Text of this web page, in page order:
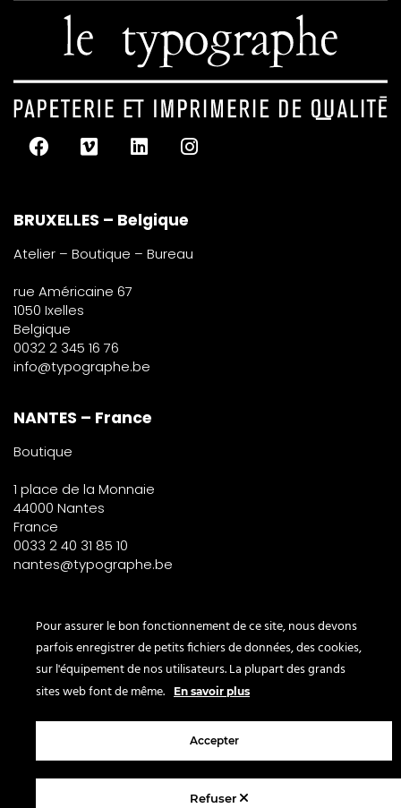
BRUXELLES – Belgique
Atelier – Boutique – Bureau
rue Américaine 67
1050 Ixelles
Belgique
0032 2 345 16 76
info@typographe.be
NANTES – France
Boutique
1 place de la Monnaie
44000 Nantes
France
0033 2 40 31 85 10
nantes@typographe.be
PARIS – France
Corner
le Bon Marché
24 rue de Sèvres
France
Pour assurer le bon fonctionnement de ce site, nous devons
parfois enregistrer de petits fichiers de données, des cookies,
sur l'équipement de nos utilisateurs. La plupart des grands
sites web font de même.
En savoir plus
Accepter
Refuser